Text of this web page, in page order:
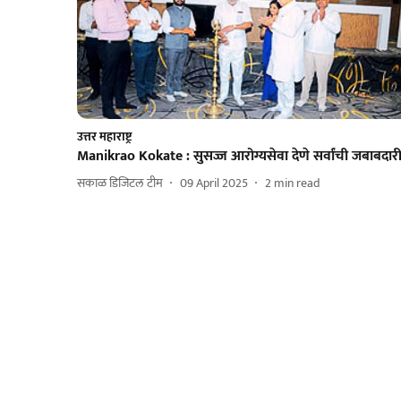
उत्तर महाराष्ट्र
Manikrao Kokate : सुसज्ज आरोग्यसेवा देणे सर्वांची जबाबदारी
सकाळ डिजिटल टीम 09 April 2025 2min read